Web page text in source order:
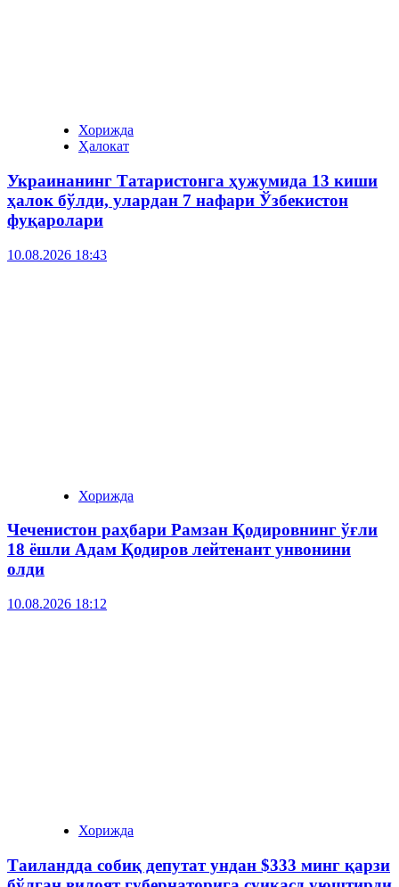
Хорижда
Ҳалокат
Украинанинг Татаристонга ҳужумида 13 киши
ҳалок бўлди, улардан 7 нафари Ўзбекистон
фуқаролари
10.08.2026 18:43
Хорижда
Чеченистон раҳбари Рамзан Қодировнинг ўғли
18 ёшли Адам Қодиров лейтенант унвонини
олди
10.08.2026 18:12
Хорижда
Таиландда собиқ депутат ундан $333 минг қарзи